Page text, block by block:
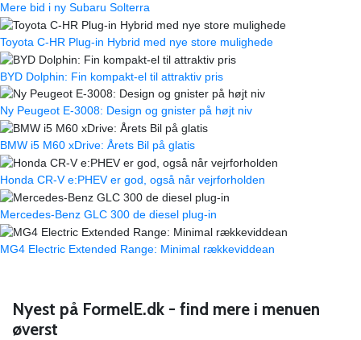
Mere bid i ny Subaru Solterra
Toyota C-HR Plug-in Hybrid med nye store mulighede
BYD Dolphin: Fin kompakt-el til attraktiv pris
Ny Peugeot E-3008: Design og gnister på højt niv
BMW i5 M60 xDrive: Årets Bil på glatis
Honda CR-V e:PHEV er god, også når vejrforholden
Mercedes-Benz GLC 300 de diesel plug-in
MG4 Electric Extended Range: Minimal rækkeviddean
Nyest på FormelE.dk - find mere i menuen
øverst